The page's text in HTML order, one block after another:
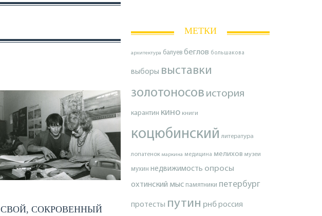
СВОЙ, СОКРОВЕННЫЙ
МЕТКИ
архитектура балуев беглов большакова
выборы выставки
золотоносов история
карантин кино книги
коцюбинский литература
лопатенок маркина медицина мелихов музеи
мухин недвижимость опросы
охтинский мыс памятники петербург
протесты путин рнброссия